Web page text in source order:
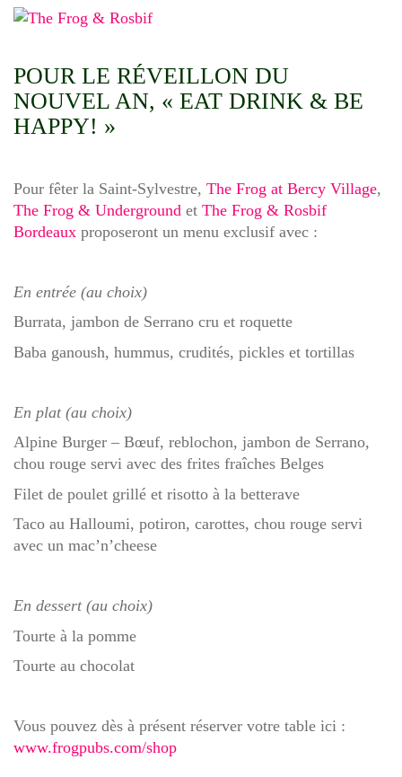
POUR LE RÉVEILLON DU
NOUVEL AN, « EAT DRINK & BE
HAPPY! »
Pour fêter la Saint-Sylvestre, The Frog at Bercy Village,
The Frog & Underground et The Frog & Rosbif
Bordeaux proposeront un menu exclusif avec :
En entrée (au choix)
Burrata, jambon de Serrano cru et roquette
Baba ganoush, hummus, crudités, pickles et tortillas
En plat (au choix)
Alpine Burger – Bœuf, reblochon, jambon de Serrano,
chou rouge servi avec des frites fraîches Belges
Filet de poulet grillé et risotto à la betterave
Taco au Halloumi, potiron, carottes, chou rouge servi
avec un mac’n’cheese
En dessert (au choix)
Tourte à la pomme
Tourte au chocolat
Vous pouvez dès à présent réserver votre table ici :
www.frogpubs.com/shop